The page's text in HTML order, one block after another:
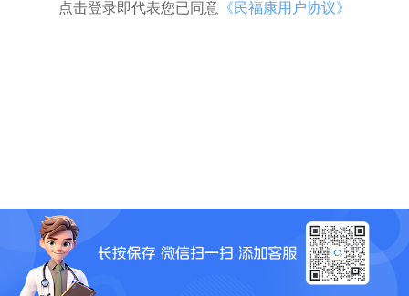
点击登录即代表您已同意 《民福康用户协议》